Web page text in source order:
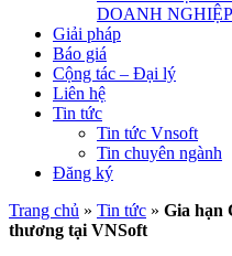
DOANH NGHIỆP
Giải pháp
Báo giá
Cộng tác – Đại lý
Liên hệ
Tin tức
Tin tức Vnsoft
Tin chuyên ngành
Đăng ký
Trang chủ » Tin tức » Gia hạn
thương tại VNSoft